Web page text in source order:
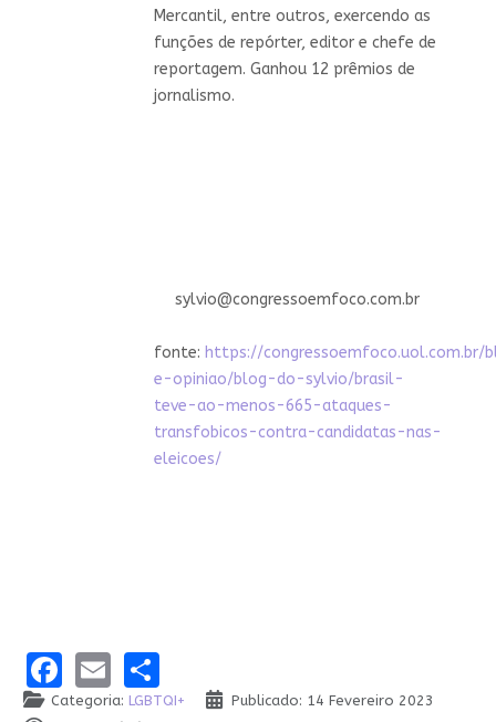
Mercantil, entre outros, exercendo as
funções de repórter, editor e chefe de
reportagem. Ganhou 12 prêmios de
jornalismo.
sylvio@congressoemfoco.com.br
fonte: https://congressoemfoco.uol.com.br/
e-opiniao/blog-do-sylvio/brasil-
teve-ao-menos-665-ataques-
transfobicos-contra-candidatas-nas-
eleicoes/
Facebook
EmailShare
Categoria: LGBTQI+
Publicado: 14 Fevereiro 2023